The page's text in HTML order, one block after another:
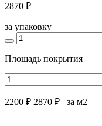
2870 ₽
за упаковку
Площадь покрытия
2200 ₽ 2870 ₽ за м2